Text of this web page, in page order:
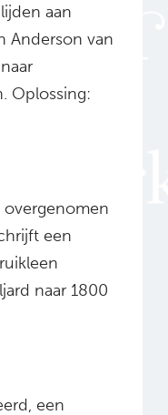
aan
Anderson van
Oplossing:
een
naar 1800
een